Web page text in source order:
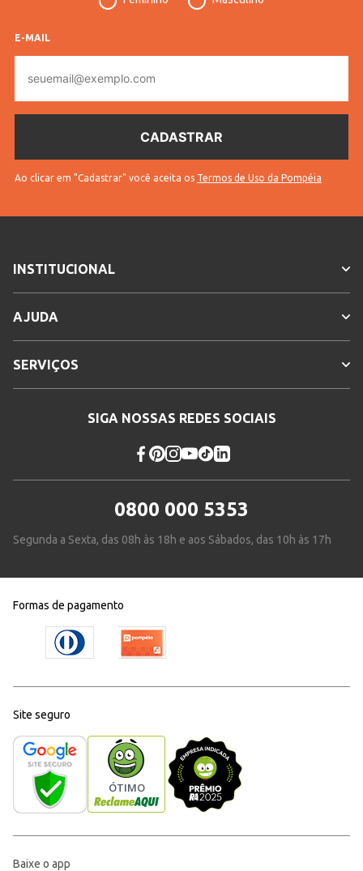
E-MAIL
mail
Ao clicar em "Cadastrar" você aceita os Termos de Uso da Pompéia
INSTITUCIONAL
AJUDA
SERVIÇOS
SIGA NOSSAS REDES SOCIAIS
0800 000 5353
Segunda a Sexta, das 08h às 18h e aos Sábados, das 10h às 17h
Formas de pagamento
Site seguro
Baixe o app